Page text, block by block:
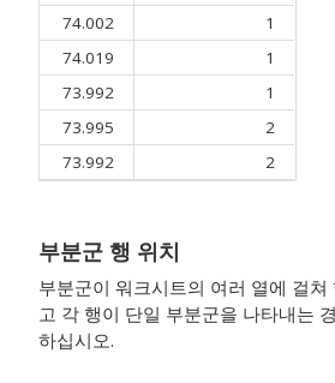
74.002
1
74.019
1
73.992
1
73.995
2
73.992
2
부분군 행 위치
부분군이 워크시트의 여러 열에 걸쳐
고 각 행이 단일 부분군을 나타내는
하십시오.